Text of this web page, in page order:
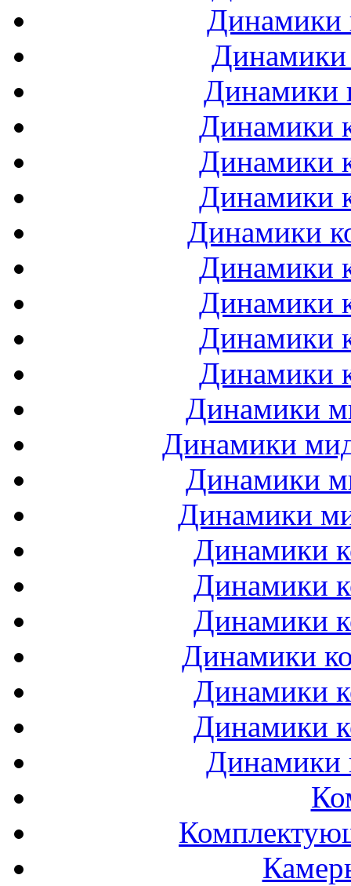
Динамики
Динамики
Динамики
Динамики
Динамики
Динамики
Динамики
Динамики
Динамики
Динамики
Динамики
Динамики
Динамики
Динамики
Динамики
Динамики
Динамики
Динамики
Динамики
Динамики
Динамики
Динамики